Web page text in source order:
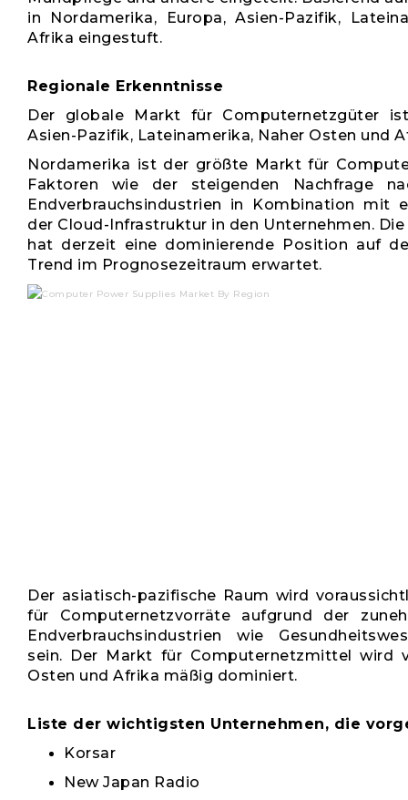
in Nordamerika, Europa, Asien-Pazifik,
Afrika eingestuft.
Regionale Erkenntnisse
Der globale Markt für Computernetzgüter
Asien-Pazifik, Lateinamerika, Naher Osten und
Nordamerika ist der größte Markt für
Faktoren wie der steigenden Nachfrage
Endverbrauchsindustrien in Kombination mit
der Cloud-Infrastruktur in den Unternehmen.
hat derzeit eine dominierende Position auf
Trend im Prognosezeitraum erwartet.
Der asiatisch-pazifische Raum wird
für Computernetzvorräte aufgrund der
Endverbrauchsindustrien wie
sein. Der Markt für Computernetzmittel wird
Osten und Afrika mäßig dominiert.
Liste der wichtigsten Unternehmen, die
Korsar
New Japan Radio